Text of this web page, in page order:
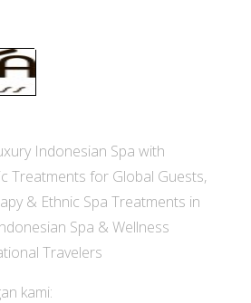
Indonesian Spa with
Treatments for Global Guests,
& Ethnic Spa Treatments in
Spa & Wellness
Travelers
kami: